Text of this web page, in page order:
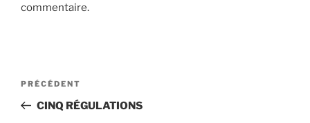
commentaire.
Navigation
de
Article
précédent
PRÉCÉDENT
CINQ RÉGULATIONS